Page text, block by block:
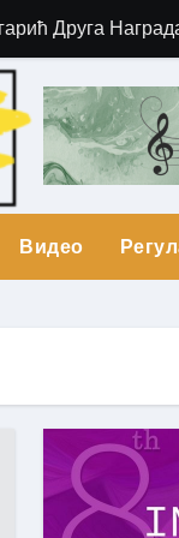
Друга
награда
Видео